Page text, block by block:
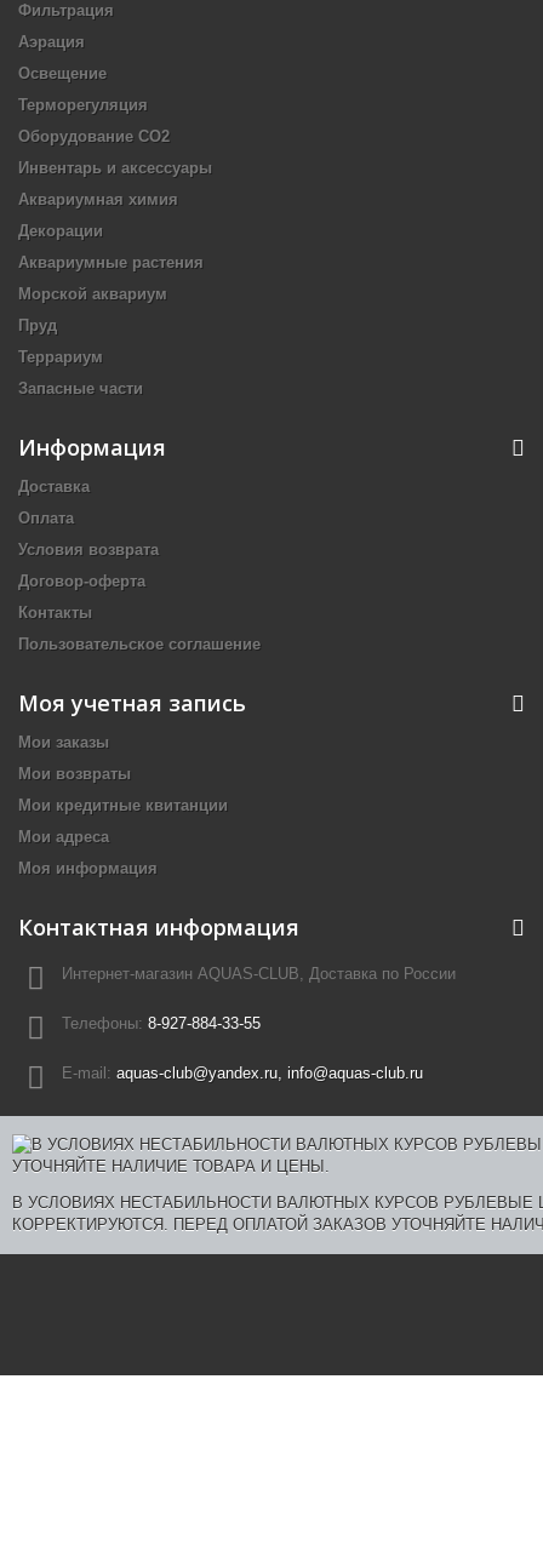
Фильтрация
Аэрация
Освещение
Терморегуляция
Оборудование CO2
Инвентарь и аксессуары
Аквариумная химия
Декорации
Аквариумные растения
Морской аквариум
Пруд
Террариум
Запасные части
Информация
Доставка
Оплата
Условия возврата
Договор-оферта
Контакты
Пользовательское соглашение
Моя учетная запись
Мои заказы
Мои возвраты
Мои кредитные квитанции
Мои адреса
Моя информация
Контактная информация
Интернет-магазин AQUAS-CLUB, Доставка по России
Телефоны: 8-927-884-33-55
E-mail: aquas-club@yandex.ru, info@aquas-club.ru
В УСЛОВИЯХ НЕСТАБИЛЬНОСТИ ВАЛЮТНЫХ КУРСОВ
КОРРЕКТИРУЮТСЯ. ПЕРЕД ОПЛАТОЙ ЗАКАЗОВ УТОЧНЯЙТЕ